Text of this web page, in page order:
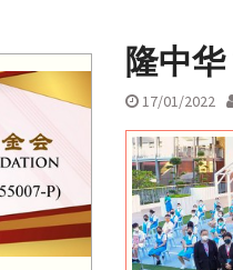
隆中
17/01/2022